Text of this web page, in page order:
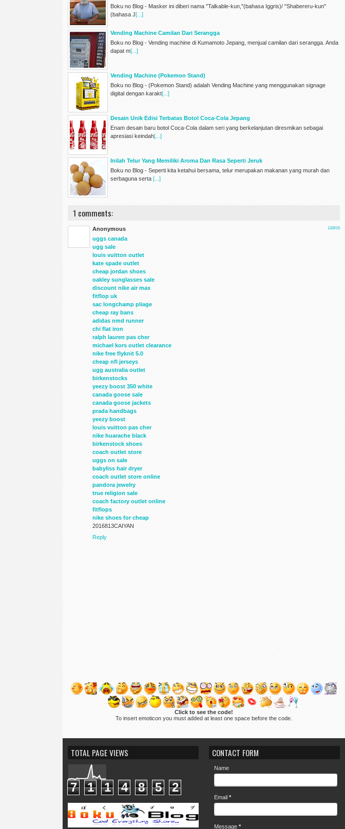
Boku no Blog - Masker ini diberi nama "Talkable-kun,"(bahasa Iggris)/ "Shabereru-kun"
(bahasa J[...]
Vending Machine Camilan Dari Serangga
Boku no Blog - Vending machine di Kumamoto Jepang, menjual camilan dari serangga. Anda
dapat m[...]
Vending Machine (Pokemon Stand)
Boku no Blog - (Pokemon Stand) adalah Vending Machine yang menggunakan signage
digital dengan karakt[...]
Desain Unik Edisi Terbatas Botol Coca-Cola Jepang
Enam desain baru botol Coca-Cola dalam seri yang berkelanjutan diresmikan sebagai
apresiasi keindah[...]
Inilah Telur Yang Memiliki Aroma Dan Rasa Seperti Jeruk
Boku no Blog - Seperti kita ketahui bersama, telur merupakan makanan yang murah dan
serbaguna serta[...]
1 comments:
Anonymous 13/8/16
uggs canada
ugg sale
louis vuitton outlet
kate spade outlet
cheap jordan shoes
oakley sunglasses sale
discount nike air max
fitflop uk
sac longchamp pliage
cheap ray bans
adidas nmd runner
chi flat iron
ralph lauren pas cher
michael kors outlet clearance
nike free flyknit 5.0
cheap nfl jerseys
ugg australia outlet
birkenstocks
yeezy boost 350 white
canada goose sale
canada goose jackets
prada handbags
yeezy boost
louis vuitton pas cher
nike huarache black
birkenstock shoes
coach outlet store
uggs on sale
babyliss hair dryer
coach outlet store online
pandora jewelry
true religion sale
coach factory outlet online
fitflops
nike shoes for cheap
2016813CAIYAN
Reply
Click to see the code!
To insert emoticon you must added at least one space before the code.
TOTAL PAGE VIEWS
7 1 1 4 8 5 2
CONTACT FORM
Name
Email *
Message *